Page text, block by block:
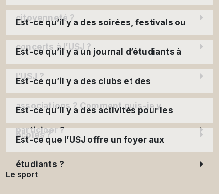
citoyenneté ?
Est-ce qu’il y a des soirées, festivals ou
concerts à l’USJ ?
Est-ce qu’il y a un journal d’étudiants à
l’USJ ?
Est-ce qu’il y a des clubs et des
associations ? Comment puis-je y
participer ?
Est-ce qu’il y a des activités pour les
écoles ?
Est-ce que l’USJ offre un foyer aux
étudiants ?
Le sport